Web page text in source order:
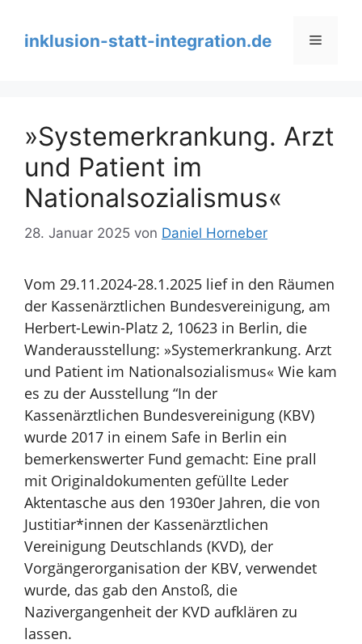
springeninklusion-statt-integration.de Menü
»Systemerkrankung. Arzt
und Patient im
Nationalsozialismus«
28. Januar 2025 von Daniel Horneber
Vom 29.11.2024-28.1.2025 lief in den Räumen
der Kassenärztlichen Bundesvereinigung, am
Herbert-Lewin-Platz 2, 10623 in Berlin, die
Wanderausstellung: »Systemerkrankung. Arzt
und Patient im Nationalsozialismus« Wie kam
es zu der Ausstellung “In der
Kassenärztlichen Bundesvereinigung (KBV)
wurde 2017 in einem Safe in Berlin ein
bemerkenswerter Fund gemacht: Eine prall
mit Originaldokumenten gefüllte Leder
Aktentasche aus den 1930er Jahren, die von
Justitiar*innen der Kassenärztlichen
Vereinigung Deutschlands (KVD), der
Vorgängerorganisation der KBV, verwendet
wurde, das gab den Anstoß, die
Nazivergangenheit der KVD aufklären zu
lassen.